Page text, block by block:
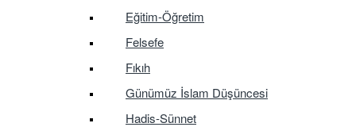
Eğitim-Öğretim
Felsefe
Fıkıh
Günümüz İslam Düşüncesi
Hadis-Sünnet